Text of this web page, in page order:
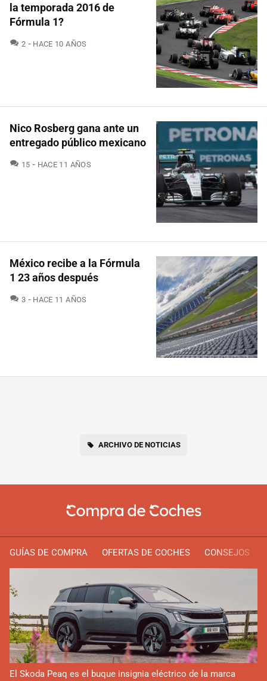
la temporada 2016 de
Fórmula 1?
2 COMENTARIOS
HACE 10 AÑOS
Nico Rosberg gana ante un
entregado público mexicano
15 COMENTARIOS
HACE 11 AÑOS
México recibe a la Fórmula
1 23 años después
3 COMENTARIOS
HACE 11 AÑOS
ARCHIVO DE NOTICIAS
GUÍAS DE COMPRA OFERTAS DE COCHES CONSEJOS
El Skoda Peaq es el buque insignia eléctrico de la marca